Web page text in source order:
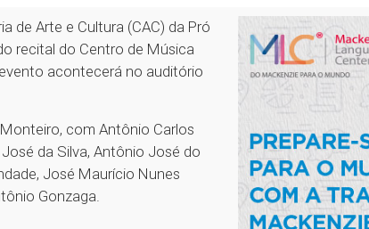
de Arte e Cultura (CAC) da Pró
recital do Centro de Música
acontecerá no auditório
com Antônio Carlos
da Silva, Antônio José do
José Maurício Nunes
Gonzaga.